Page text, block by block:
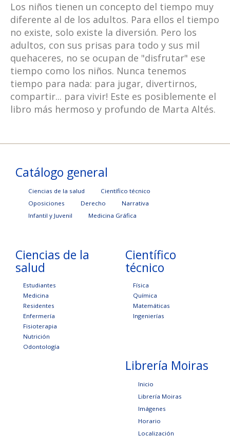
Los niños tienen un concepto del tiempo muy
diferente al de los adultos. Para ellos el tiempo
no existe, solo existe la diversión. Pero los
adultos, con sus prisas para todo y sus mil
quehaceres, no se ocupan de "disfrutar" ese
tiempo como los niños. Nunca tenemos
tiempo para nada: para jugar, divertirnos,
compartir... para vivir! Este es posiblemente el
libro más hermoso y profundo de Marta Altés.
Catálogo general
Ciencias de la salud
Científico técnico
Oposiciones
Derecho
Narrativa
Infantil y Juvenil
Medicina Gráfica
Ciencias de la
salud
Estudiantes
Medicina
Residentes
Enfermería
Fisioterapia
Nutrición
Odontología
Científico
técnico
Física
Química
Matemáticas
Ingenierías
Librería Moiras
Inicio
Librería Moiras
Imágenes
Horario
Localización